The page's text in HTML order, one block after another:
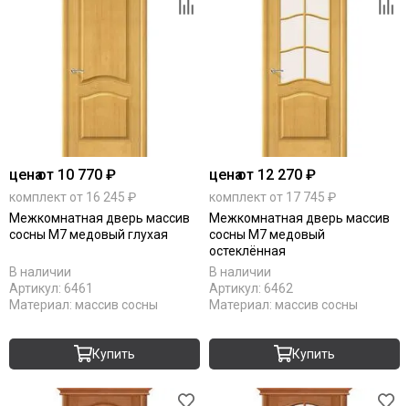
ценаот 10 770 ₽
комплект от 16 245 ₽
Межкомнатная дверь массив
сосны М7 медовый глухая
В наличии
Артикул: 6461
Материал: массив сосны
Купить
ценаот 12 270 ₽
комплект от 17 745 ₽
Межкомнатная дверь массив
сосны М7 медовый
остеклённая
В наличии
Артикул: 6462
Материал: массив сосны
Купить